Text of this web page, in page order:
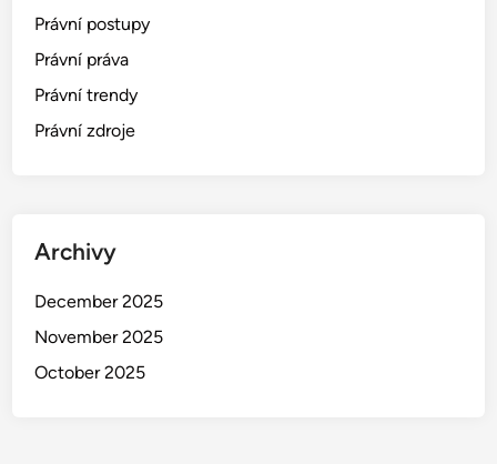
Právní postupy
Právní práva
Právní trendy
Právní zdroje
Archivy
December 2025
November 2025
October 2025